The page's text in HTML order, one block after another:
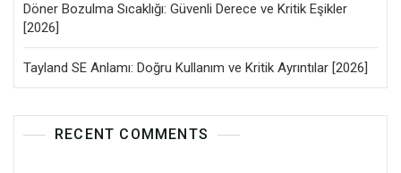
Döner Bozulma Sıcaklığı: Güvenli Derece ve Kritik Eşikler
[2026]
Tayland SE Anlamı: Doğru Kullanım ve Kritik Ayrıntılar [2026]
RECENT COMMENTS